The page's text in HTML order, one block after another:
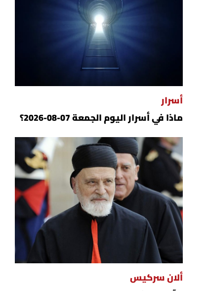
أسرار
ماذا في أسرار اليوم الجمعة 07-08-2026؟
ألان سركيس